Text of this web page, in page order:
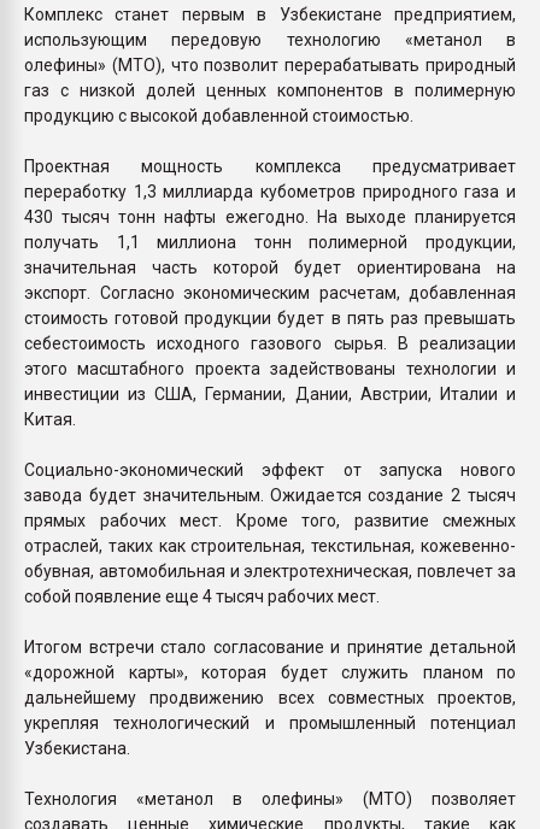
Комплекс станет первым в Узбекистане предприятием,
использующим передовую технологию «метанол в
олефины» (MTO), что позволит перерабатывать природный
газ с низкой долей ценных компонентов в полимерную
продукцию с высокой добавленной стоимостью.
Проектная мощность комплекса предусматривает
переработку 1,3 миллиарда кубометров природного газа и
430 тысяч тонн нафты ежегодно. На выходе планируется
получать 1,1 миллиона тонн полимерной продукции,
значительная часть которой будет ориентирована на
экспорт. Согласно экономическим расчетам, добавленная
стоимость готовой продукции будет в пять раз превышать
себестоимость исходного газового сырья. В реализации
этого масштабного проекта задействованы технологии и
инвестиции из США, Германии, Дании, Австрии, Италии и
Китая.
Социально-экономический эффект от запуска нового
завода будет значительным. Ожидается создание 2 тысяч
прямых рабочих мест. Кроме того, развитие смежных
отраслей, таких как строительная, текстильная, кожевенно-
обувная, автомобильная и электротехническая, повлечет за
собой появление еще 4 тысяч рабочих мест.
Итогом встречи стало согласование и принятие детальной
«дорожной карты», которая будет служить планом по
дальнейшему продвижению всех совместных проектов,
укрепляя технологический и промышленный потенциал
Узбекистана.
Технология «метанол в олефины» (MTO) позволяет
создавать ценные химические продукты, такие как